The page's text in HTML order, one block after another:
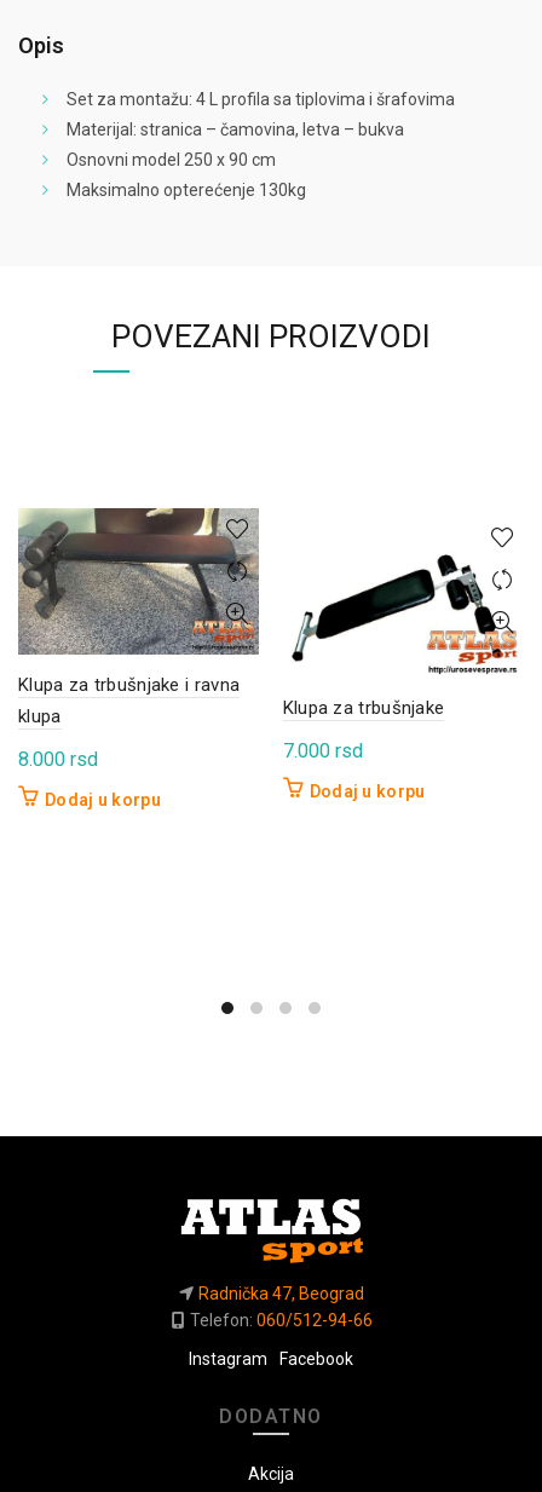
Opis
Set za montažu: 4 L profila sa tiplovima i šrafovima
Materijal: stranica – čamovina, letva – bukva
Osnovni model 250 x 90 cm
Maksimalno opterećenje 130kg
POVEZANI PROIZVODI
Klupa za trbušnjake i ravna
klupa
8.000 rsd
Dodaj u korpu
Klupa za trbušnjake
7.000 rsd
Dodaj u korpu
Radnička 47, Beograd
Telefon: 060/512-94-66
Instagram
Facebook
DODATNO
Akcija